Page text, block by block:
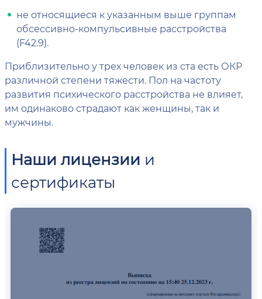
не относящиеся к указанным выше группам
обсессивно-компульсивные расстройства
(F42.9).
Приблизительно у трех человек из ста есть ОКР
различной степени тяжести. Пол на частоту
развития психического расстройства не влияет,
им одинаково страдают как женщины, так и
мужчины.
Наши лицензии и
сертификаты